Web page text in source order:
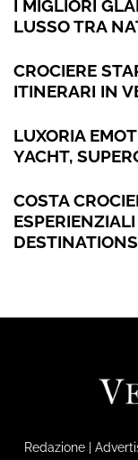
I MIGLIORI
LUSSO TRA
CROCIERE
ITINERARI IN
LUXORIA
YACHT,
COSTA
DESTINATIONS
Redazione|